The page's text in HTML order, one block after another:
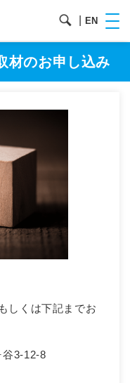
EN
材のお申し込み
しくは下記までお
谷3-12-8